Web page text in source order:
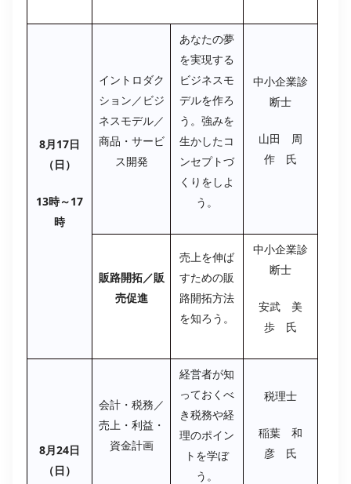
8月17日
（日）
13時～17
時
イントロダク
ション／ビジ
ネスモデル／
商品・サービ
ス開発
あなたの夢
を実現する
ビジネスモ
デルを作ろ
う。強みを
生かしたコ
ンセプトづ
くりをしよ
う。
中小企業診
断士
山田 周
作 氏
販路開拓／販
売促進
売上を伸ば
すための販
路開拓方法
を知ろう。
中小企業診
断士
安武 美
歩 氏
8月24日
（日）
会計・税務／
売上・利益・
資金計画
経営者が知
っておくべ
き税務や経
理のポイン
トを学ぼ
う。
税理士
稲葉 和
彦 氏